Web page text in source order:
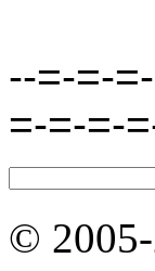
--=-=-
=-=-=-
©